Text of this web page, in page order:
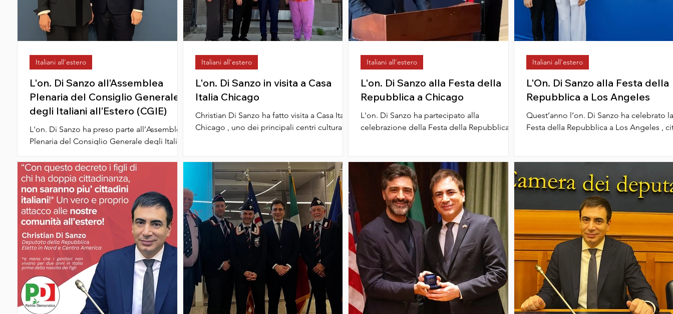
L'on. Di Sanzo all’Assemblea
Plenaria del Consiglio Generale
degli Italiani all’Estero (CGIE)
L'on. Di Sanzo ha preso parte all’Assemblea
Plenaria del Consiglio Generale degli Italiani
Italiani all'estero
L'on. Di Sanzo in visita a Casa
Italia Chicago
Christian Di Sanzo ha fatto visita a Casa Italia
Chicago , uno dei principali centri culturali
Italiani all'estero
L'on. Di Sanzo alla Festa della
Repubblica a Chicago
L'on. Di Sanzo ha partecipato alla
celebrazione della Festa della Repubblica
Italiani all'estero
L'On. Di Sanzo alla Festa della
Repubblica a Los Angeles
Quest’anno l’on. Di Sanzo ha celebrato la
Festa della Repubblica a Los Angeles ,
Italiani all'estero